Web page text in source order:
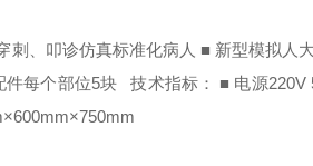
刺、叩诊仿真标准化病人 ■ 新型模拟人
件每个部位5块
技术指标： ■ 电源220V